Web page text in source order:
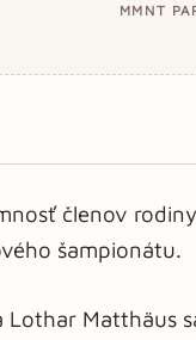
MMNT
členov
šampionátu.
Matthäus